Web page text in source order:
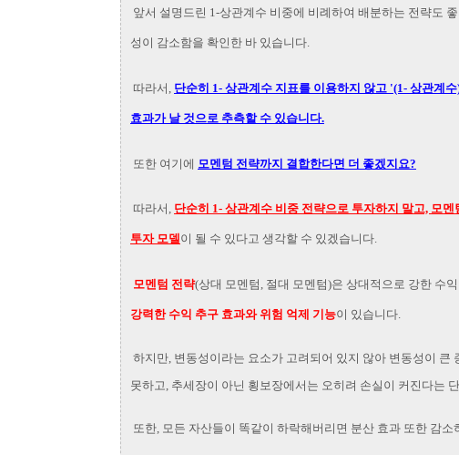
앞서 설명드린 1-상관계수 비중에 비례하여 배분하는 전략도
성이 감소함을 확인한 바 있습니다.
따라서, 단순히 1- 상관계수 지표를 이용하지 않고 '(1- 상관계
효과가 날 것으로 추측할 수 있습니다.
또한 여기에 모멘텀 전략까지 결합한다면 더 좋겠지요?
따라서, 단순히 1- 상관계수 비중 전략으로 투자하지 말고, 모
투자 모델이 될 수 있다고 생각할 수 있겠습니다.
모멘텀 전략(상대 모멘텀, 절대 모멘텀)은 상대적으로 강한 수
강력한 수익 추구 효과와 위험 억제 기능이 있습니다.
하지만, 변동성이라는 요소가 고려되어 있지 않아 변동성이
못하고, 추세장이 아닌 횡보장에서는 오히려 손실이 커진다는
또한, 모든 자산들이 똑같이 하락해버리면 분산 효과 또한 감소